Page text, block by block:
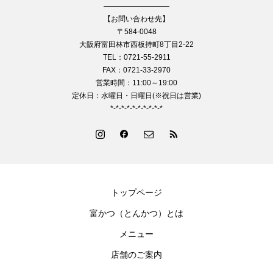
—————————
【お問い合わせ先】
〒584-0048
大阪府富田林市西板持町8丁目2-22
TEL：0721-55-2911
FAX：0721-33-2970
営業時間：11:00～19:00
定休日：水曜日・日曜日(※祝日は営業)
*-*-*-*-*-*-*-*-*-*
トップページ
富かつ（とんかつ）とは
メニュー
店舗のご案内